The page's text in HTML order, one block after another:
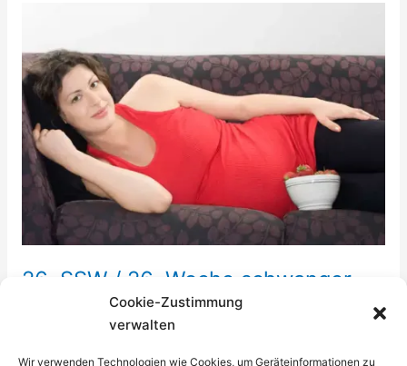
Cookie-Zustimmung
verwalten
Wir verwenden Technologien wie Cookies, um Geräteinformationen zu
26. SSW / 26. Woche schwanger